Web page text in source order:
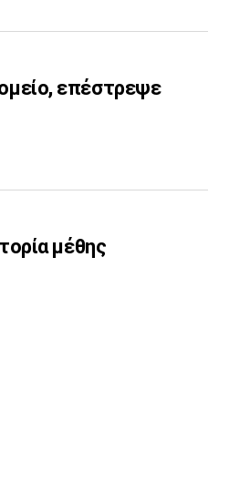
επέστρεψε
μέθης